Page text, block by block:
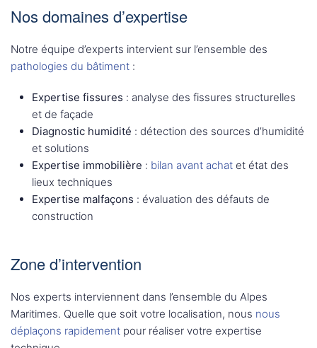
Nos domaines d’expertise
Notre équipe d’experts intervient sur l’ensemble des
pathologies du bâtiment :
Expertise fissures : analyse des fissures structurelles
et de façade
Diagnostic humidité : détection des sources d’humidité
et solutions
Expertise immobilière : bilan avant achat et état des
lieux techniques
Expertise malfaçons : évaluation des défauts de
construction
Zone d’intervention
Nos experts interviennent dans l’ensemble du Alpes
Maritimes. Quelle que soit votre localisation, nous nous
déplaçons rapidement pour réaliser votre expertise